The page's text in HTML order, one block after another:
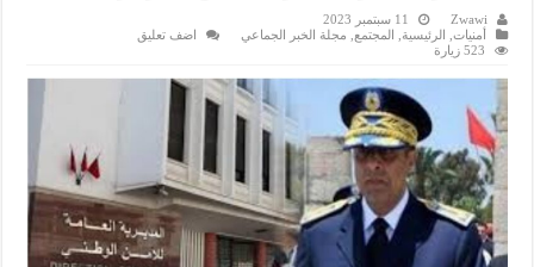
Zwawi
11 سبتمبر 2023
أمنيات الرئيسية المجتمع مجلة الخبر الجماعي
اضف تعليق
523 زيارة